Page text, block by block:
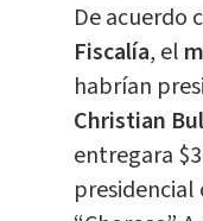
De acuerdo
Fiscalía, el
habrían
Christian
entregara